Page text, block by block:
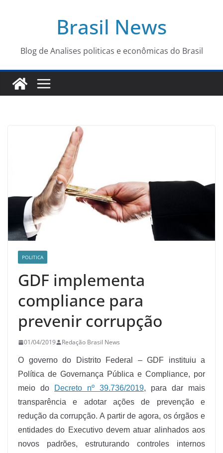
conteúdo
Brasil News
Blog de Analises politicas e econômicas do Brasil
POLITICA
GDF implementa
compliance para
prevenir corrupção
01/04/2019 Redação Brasil News
O governo do Distrito Federal – GDF instituiu a
Política de Governança Pública e Compliance, por
meio do
Decreto nº 39.736/2019, para dar mais
transparência e adotar ações de prevenção e
redução da corrupção. A partir de agora, os órgãos e
entidades do Executivo devem atuar alinhados aos
novos padrões, estruturando controles internos